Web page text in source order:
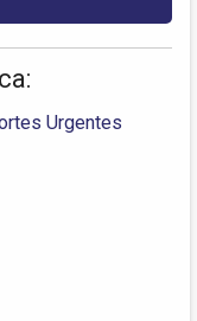
Urgentes